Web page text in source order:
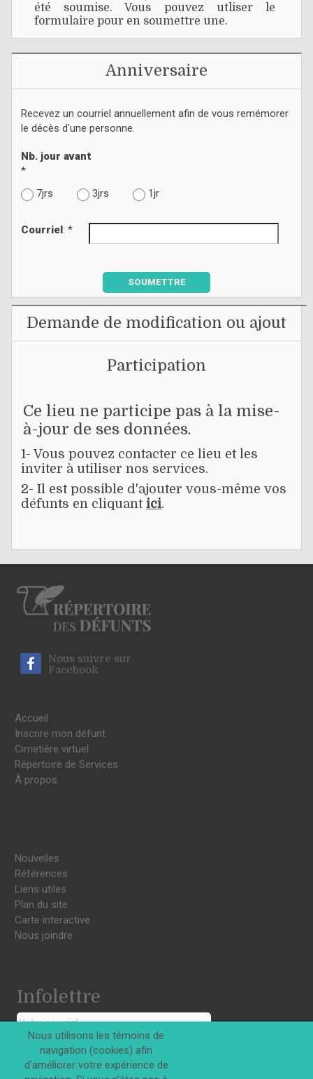
été soumise. Vous pouvez utliser le
formulaire pour en soumettre une.
Anniversaire
Recevez un courriel annuellement afin de vous remémorer
le décès d'une personne.
Nb. jour avant
*
7jrs
3jrs 1jr
Courriel: *
SOUMETTRE
Demande de modification ou ajout
Participation
Ce lieu ne participe pas à la mise-
à-jour de ses données.
1- Vous pouvez contacter ce lieu et les
inviter à utiliser nos services.
2- Il est possible d'ajouter vous-même vos
défunts en cliquant ici.
Nous suivre sur
Facebook
Accueil
Inscrire mon défunt
Cimetière virtuel
Répertoire de Services
À propos
Nouvelles
Références
Liens utiles
Plan du site
Carte interactive
Nous joindre
Infolettre
S'INSCRIRE
Nous utilisons les témoins de
navigation (cookies) afin
d'améliorer votre expérience de